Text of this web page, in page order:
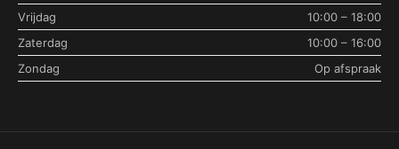
Vrijdag
10:00 – 18:00
Zaterdag
10:00 – 16:00
Zondag
Op afspraak